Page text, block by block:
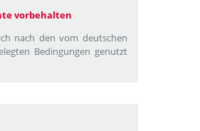
vorbehalten
nach den vom deutschen
Bedingungen genutzt